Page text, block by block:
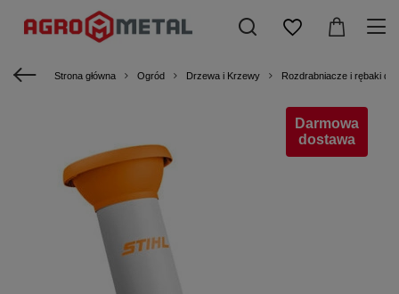
Strona główna Ogród Drzewa i Krzewy Rozdrabniacze i rębaki do
Darmowa
dostawa